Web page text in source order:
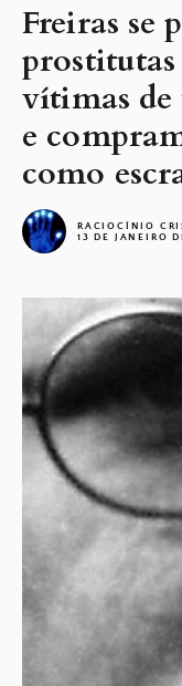
Freiras se
vítimas
e
como
RACIOCÍNIO
13 DE JANEIRO